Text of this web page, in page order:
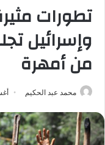
تطورات
من أمهرة
محمد عبد الحكيم